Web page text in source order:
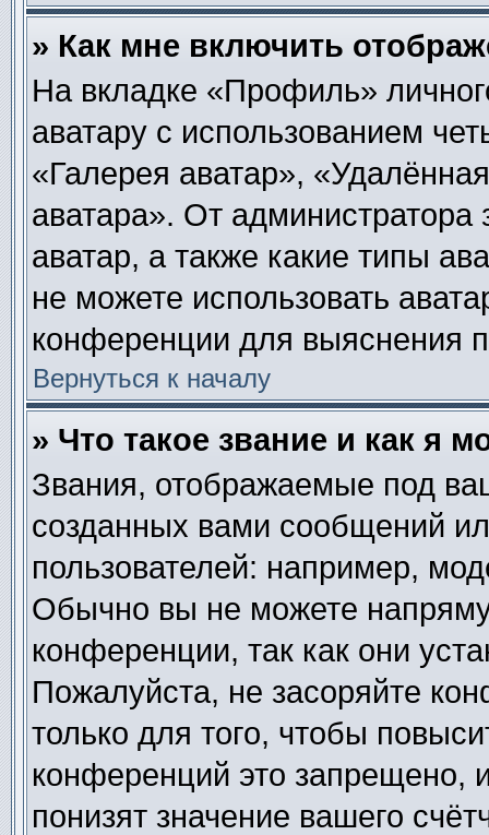
» Как мне включить
На вкладке «Профиль»
аватару с использованием
«Галерея аватар»,
аватара». От администратора
аватар, а также какие типы
не можете использовать
конференции для выяснения
Вернуться к началу
» Что такое звание и как я
Звания, отображаемые под
созданных вами сообщений
пользователей: например,
Обычно вы не можете
конференции, так как они
Пожалуйста, не засоряйте
только для того, чтобы
конференций это запрещено,
понизят значение вашего